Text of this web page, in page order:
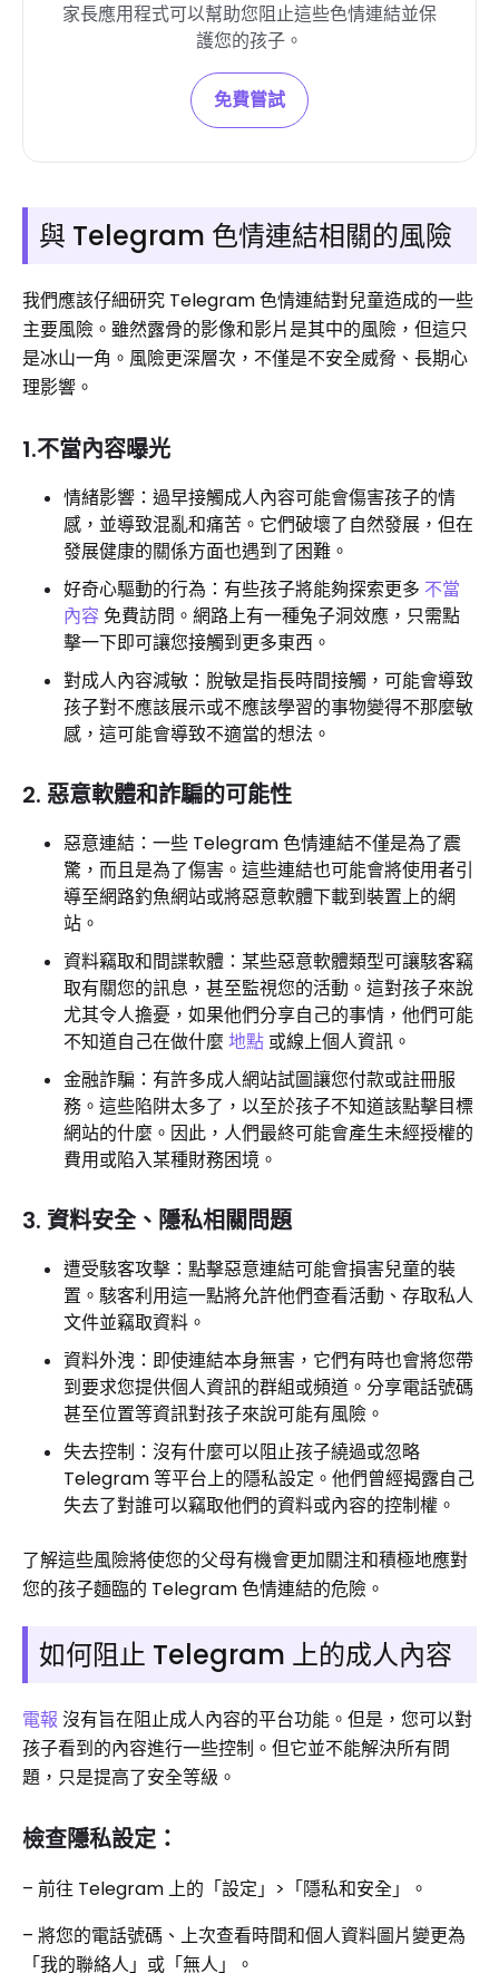
家長應用程式可以幫助您阻止這些色情連結並保
護您的孩子。
免費嘗試
與 Telegram 色情連結相關的風險
我們應該仔細研究 Telegram 色情連結對兒童造成的一些
主要風險。雖然露骨的影像和影片是其中的風險，但這只
是冰山一角。風險更深層次，不僅是不安全威脅、長期心
理影響。
1.不當內容曝光
情緒影響：過早接觸成人內容可能會傷害孩子的情
感，並導致混亂和痛苦。它們破壞了自然發展，但在
發展健康的關係方面也遇到了困難。
好奇心驅動的行為：有些孩子將能夠探索更多 不當
內容 免費訪問。網路上有一種兔子洞效應，只需點
擊一下即可讓您接觸到更多東西。
對成人內容減敏：脫敏是指長時間接觸，可能會導致
孩子對不應該展示或不應該學習的事物變得不那麼敏
感，這可能會導致不適當的想法。
2. 惡意軟體和詐騙的可能性
惡意連結：一些 Telegram 色情連結不僅是為了震
驚，而且是為了傷害。這些連結也可能會將使用者引
導至網路釣魚網站或將惡意軟體下載到裝置上的網
站。
資料竊取和間諜軟體：某些惡意軟體類型可讓駭客竊
取有關您的訊息，甚至監視您的活動。這對孩子來說
尤其令人擔憂，如果他們分享自己的事情，他們可能
不知道自己在做什麼 地點 或線上個人資訊。
金融詐騙：有許多成人網站試圖讓您付款或註冊服
務。這些陷阱太多了，以至於孩子不知道該點擊目標
網站的什麼。因此，人們最終可能會產生未經授權的
費用或陷入某種財務困境。
3. 資料安全、隱私相關問題
遭受駭客攻擊：點擊惡意連結可能會損害兒童的裝
置。駭客利用這一點將允許他們查看活動、存取私人
文件並竊取資料。
資料外洩：即使連結本身無害，它們有時也會將您帶
到要求您提供個人資訊的群組或頻道。分享電話號碼
甚至位置等資訊對孩子來說可能有風險。
失去控制：沒有什麼可以阻止孩子繞過或忽略
Telegram 等平台上的隱私設定。他們曾經揭露自己
失去了對誰可以竊取他們的資料或內容的控制權。
了解這些風險將使您的父母有機會更加關注和積極地應對
您的孩子麵臨的 Telegram 色情連結的危險。
如何阻止 Telegram 上的成人內容
電報沒有旨在阻止成人內容的平台功能。但是，您可以對
孩子看到的內容進行一些控制。但它並不能解決所有問
題，只是提高了安全等級。
檢查隱私設定：
– 前往 Telegram 上的「設定」>「隱私和安全」。
– 將您的電話號碼、上次查看時間和個人資料圖片變更為
「我的聯絡人」或「無人」。